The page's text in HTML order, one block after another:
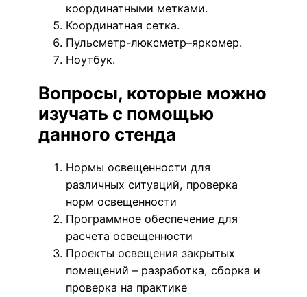
координатными метками.
Координатная сетка.
Пульсметр-люксметр–яркомер.
Ноутбук.
Вопросы, которые можно
изучать с помощью
данного стенда
Нормы освещенности для
различных ситуаций, проверка
норм освещенности
Программное обеспечение для
расчета освещенности
Проекты освещения закрытых
помещений – разработка, сборка и
проверка на практике